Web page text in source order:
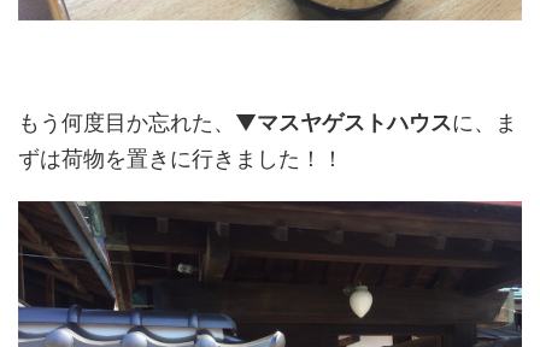
もう何度目か忘れた、▼マスヤゲストハウスに、ま
ずは荷物を置きに行きました！！